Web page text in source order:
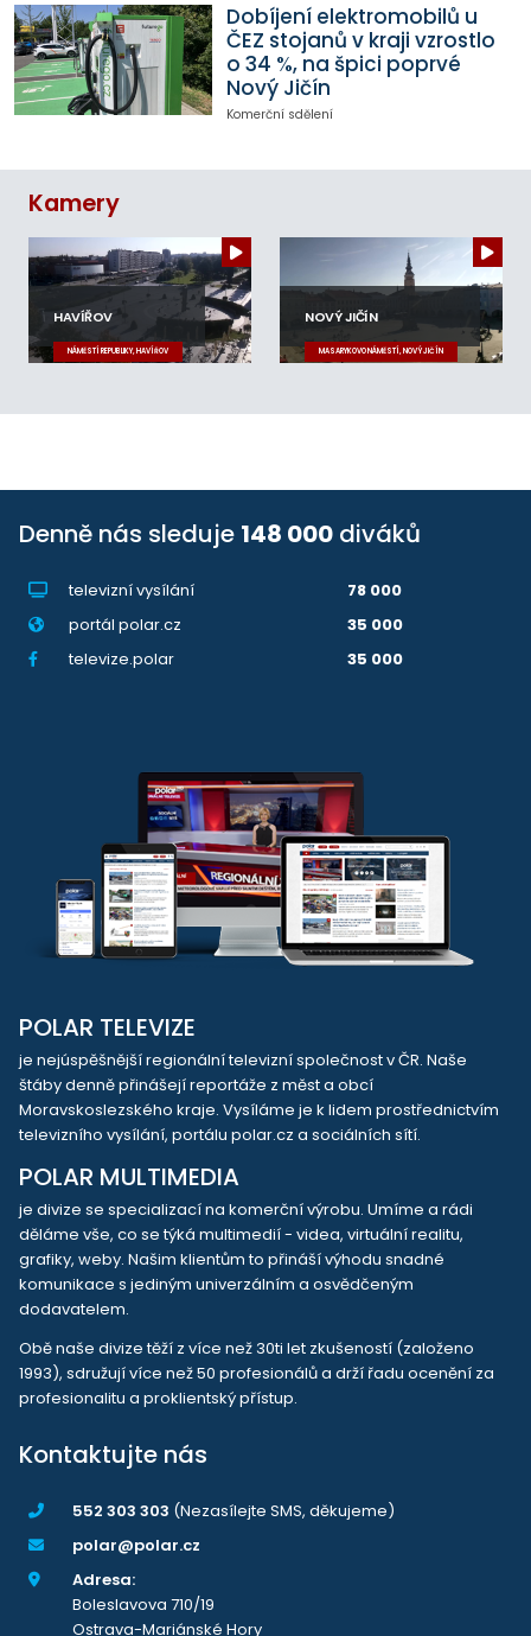
Dobíjení elektromobilů u
ČEZ stojanů v kraji vzrostlo
o 34 %, na špici poprvé
Nový Jičín
Komerční sdělení
Kamery
HAVÍŘOV
NÁMĚSTÍ REPUBLIKY, HAVÍŘOV
NOVÝ JIČÍN
MASARYKOVO NÁMĚSTÍ, NOVÝ JIČÍN
Denně nás sleduje 148 000 diváků
televizní vysílání
78 000
portál polar.cz
35 000
televize.polar
35 000
POLAR TELEVIZE
je nejúspěšnější regionální televizní společnost v ČR. Naše
štáby denně přinášejí reportáže z měst a obcí
Moravskoslezského kraje. Vysíláme je k lidem prostřednictvím
televizního vysílání, portálu polar.cz a sociálních sítí.
POLAR MULTIMEDIA
je divize se specializací na komerční výrobu. Umíme a rádi
děláme vše, co se týká multimedií - videa, virtuální realitu,
grafiky, weby. Našim klientům to přináší výhodu snadné
komunikace s jediným univerzálním a osvědčeným
dodavatelem.
Obě naše divize těží z více než 30ti let zkušeností (založeno
1993), sdružují více než 50 profesionálů a drží řadu ocenění za
profesionalitu a proklientský přístup.
Kontaktujte nás
552 303 303 (Nezasílejte SMS, děkujeme)
polar@polar.cz
Adresa:
Boleslavova 710/19
Ostrava-Mariánské Hory